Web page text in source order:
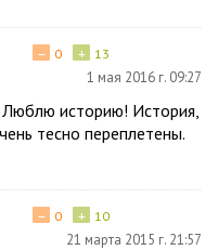
+ 13
− 0
1 мая 2016 г. 09:27
Люблю историю! История,
тесно переплетены.
+ 10
− 0
21 марта 2015 г. 21:57